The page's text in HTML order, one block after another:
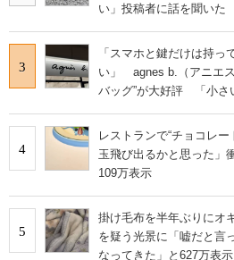
い」投稿者に話を聞いた
3
「スマホと鍵だけは持
い」 agnes b.（アニエ
バッグ”が大好評 「小さ
4
レストランで“チョコレ
玉飛び出るかと思った」
109万表示
5
掛け毛布を半年ぶりに
を疑う光景に「嘘だと言
なってきた」と627万表示